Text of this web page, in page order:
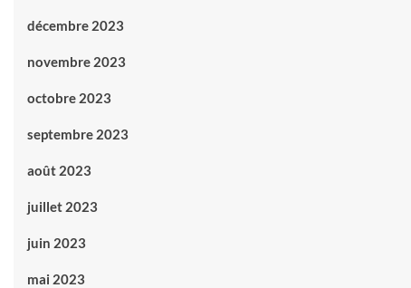
décembre 2023
novembre 2023
octobre 2023
septembre 2023
août 2023
juillet 2023
juin 2023
mai 2023